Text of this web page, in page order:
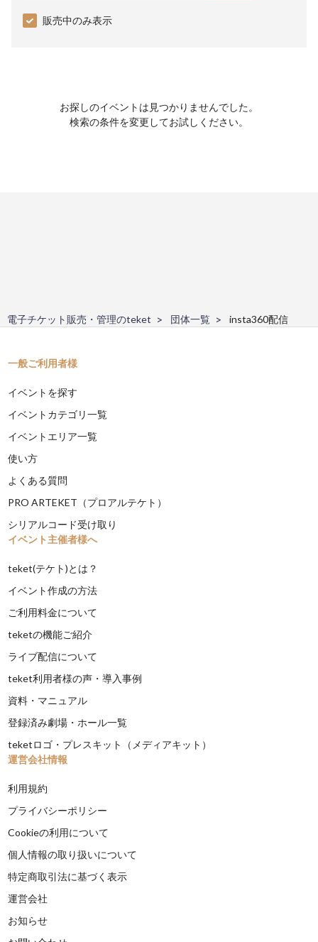
販売中のみ表示
お探しのイベントは見つかりませんでした。
検索の条件を変更してお試しください。
電子チケット販売・管理のteket 団体一覧 insta360配信
一般ご利用者様
イベントを探す
イベントカテゴリ一覧
イベントエリア一覧
使い方
よくある質問
PRO ARTEKET（プロアルテケト）
シリアルコード受け取り
イベント主催者様へ
teket(テケト)とは？
イベント作成の方法
ご利用料金について
teketの機能ご紹介
ライブ配信について
teket利用者様の声・導入事例
資料・マニュアル
登録済み劇場・ホール一覧
teketロゴ・プレスキット（メディアキット）
運営会社情報
利用規約
プライバシーポリシー
Cookieの利用について
個人情報の取り扱いについて
特定商取引法に基づく表示
運営会社
お知らせ